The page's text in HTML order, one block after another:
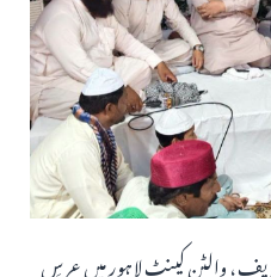
شریف، والٹن کینٹ لاہور میں عرسِ